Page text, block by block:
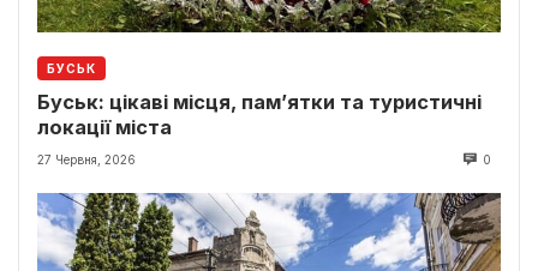
БУСЬК
Буськ: цікаві місця, пам’ятки та туристичні
локації міста
27 Червня, 2026 0